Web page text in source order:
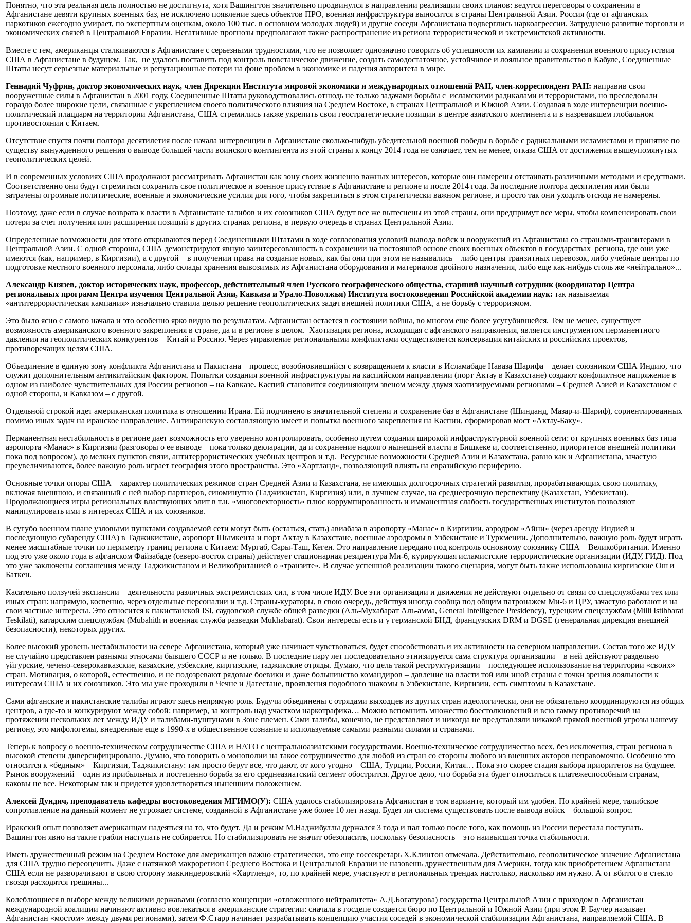
Понятно, что эта реальная цель полностью не достигнута, хотя Вашингтон значительно продвинулся в направлении реализации своих планов: ведутся переговоры о сохранении в
Афганистане девяти крупных военных баз, не исключено появление здесь объектов ПРО, военная инфраструктура выносится в страны Центральной Азии. Россия (где от афганских
наркотиков ежегодно умирает, по экспертным оценкам, около 100 тыс. в основном молодых людей) и другие соседи Афганистана подверглись наркоагрессии. Затруднено развитие торговли и
экономических связей в Центральной Евразии. Негативные прогнозы предполагают также распространение из региона террористической и экстремистской активности.
Вместе с тем, американцы сталкиваются в Афганистане с серьезными трудностями, что не позволяет однозначно говорить об успешности их кампании и сохранении военного присутствия
США в Афганистане в будущем. Так, не удалось поставить под контроль повстанческое движение, создать самодостаточное, устойчивое и лояльное правительство в Кабуле, Соединенные
Штаты несут серьезные материальные и репутационные потери на фоне проблем в экономике и падения авторитета в мире.
Геннадий Чуфрин, доктор экономических наук, член Дирекции Института мировой экономики и международных отношений РАН, член-корреспондент РАН: направив свои
вооруженные силы в Афганистан в 2001 году, Соединенные Штаты руководствовались отнюдь не только задачами борьбы с исламскими радикалами и террористами, но преследовали
гораздо более широкие цели, связанные с укреплением своего политического влияния на Среднем Востоке, в странах Центральной и Южной Азии. Создавая в ходе интервенции военно-
политический плацдарм на территории Афганистана, США стремились также укрепить свои геостратегические позиции в центре азиатского континента и в назревавшем глобальном
противостоянии с Китаем.
Отсутствие спустя почти полтора десятилетия после начала интервенции в Афганистане сколько-нибудь убедительной военной победы в борьбе с радикальными исламистами и принятие по
существу вынужденного решения о выводе большей части воинского контингента из этой страны к концу 2014 года не означает, тем не менее, отказа США от достижения вышеупомянутых
геополитических целей.
И в современных условиях США продолжают рассматривать Афганистан как зону своих жизненно важных интересов, которые они намерены отстаивать различными методами и средствами.
Соответственно они будут стремиться сохранить свое политическое и военное присутствие в Афганистане и регионе и после 2014 года. За последние полтора десятилетия ими были
затрачены огромные политические, военные и экономические усилия для того, чтобы закрепиться в этом стратегически важном регионе, и просто так они уходить отсюда не намерены.
Поэтому, даже если в случае возврата к власти в Афганистане талибов и их союзников США будут все же вытеснены из этой страны, они предпримут все меры, чтобы компенсировать свои
потери за счет получения или расширения позиций в других странах региона, в первую очередь в странах Центральной Азии.
Определенные возможности для этого открываются перед Соединенными Штатами в ходе согласования условий вывода войск и вооружений из Афганистана со странами-транзитерами в
Центральной Азии. С одной стороны, США демонстрируют явную заинтересованность в сохранении на постоянной основе своих военных объектов в государствах региона, где они уже
имеются (как, например, в Киргизии), а с другой – в получении права на создание новых, как бы они при этом не назывались – либо центры транзитных перевозок, либо учебные центры по
подготовке местного военного персонала, либо склады хранения вывозимых из Афганистана оборудования и материалов двойного назначения, либо еще как-нибудь столь же «нейтрально»...
Александр Князев, доктор исторических наук, профессор, действительный член Русского географического общества, старший научный сотрудник (координатор Центра
региональных программ Центра изучения Центральной Азии, Кавказа и Урало-Поволжья) Института востоковедения Российской академии наук: так называемая
«антитеррористическая кампания» изначально ставила целью решение геополитических задач внешней политики США, а не борьбу с терроризмом.
Это было ясно с самого начала и это особенно ярко видно по результатам. Афганистан остается в состоянии войны, во многом еще более усугубившейся. Тем не менее, существует
возможность американского военного закрепления в стране, да и в регионе в целом. Хаотизация региона, исходящая с афганского направления, является инструментом перманентного
давления на геополитических конкурентов – Китай и Россию. Через управление региональными конфликтами осуществляется консервация китайских и российских проектов,
противоречащих целям США.
Объединение в единую зону конфликта Афганистана и Пакистана – процесс, возобновившийся с возвращением к власти в Исламабаде Наваза Шарифа – делает союзником США Индию, что
служит дополнительным антикитайским фактором. Попытки создания военной инфраструктуры на каспийском направлении (порт Актау в Казахстане) создают конфликтное напряжение в
одном из наиболее чувствительных для России регионов – на Кавказе. Каспий становится соединяющим звеном между двумя хаотизируемыми регионами – Средней Азией и Казахстаном с
одной стороны, и Кавказом – с другой.
Отдельной строкой идет американская политика в отношении Ирана. Ей подчинено в значительной степени и сохранение баз в Афганистане (Шинданд, Мазар-и-Шариф), сориентированных
помимо иных задач на иранское направление. Антииранскую составляющую имеет и попытка военного закрепления на Каспии, сформировав мост «Актау-Баку».
Перманентная нестабильность в регионе дает возможность его уверенно контролировать, особенно путем создания широкой инфраструктурной военной сети: от крупных военных баз типа
аэропорта «Манас» в Киргизии (разговоры о ее выводе – пока только декларации, да и сохранение надолго нынешней власти в Бишкеке и, соответственно, приоритетов внешней политики –
пока под вопросом), до мелких пунктов связи, антитеррористических учебных центров и т.д. Ресурсные возможности Средней Азии и Казахстана, равно как и Афганистана, зачастую
преувеличиваются, более важную роль играет география этого пространства. Это «Хартланд», позволяющий влиять на евразийскую периферию.
Основные точки опоры США – характер политических режимов стран Средней Азии и Казахстана, не имеющих долгосрочных стратегий развития, прорабатывающих свою политику,
включая внешнюю, и связанный с ней выбор партнеров, сиюминутно (Таджикистан, Киргизия) или, в лучшем случае, на среднесрочную перспективу (Казахстан, Узбекистан).
Продолжающиеся игры региональных властвующих элит в т.н. «многовекторность» плюс коррумпированность и имманентная слабость государственных институтов позволяют
манипулировать ими в интересах США и их союзников.
В сугубо военном плане узловыми пунктами создаваемой сети могут быть (остаться, стать) авиабаза в аэропорту «Манас» в Киргизии, аэродром «Айни» (через аренду Индией и
последующую субаренду США) в Таджикистане, аэропорт Шымкента и порт Актау в Казахстане, военные аэродромы в Узбекистане и Туркмении. Дополнительно, важную роль будут играть
менее масштабные точки по периметру границ региона с Китаем: Мургаб, Сары-Таш, Кеген. Это направление передано под контроль основному союзнику США – Великобритании. Именно
под это уже около года в афганском Файзабаде (северо-восток страны) действует стационарная резидентура Ми-6, курирующая исламистские террористические организации (ИДУ, ГИД). Под
это уже заключены соглашения между Таджикистаном и Великобританией о «транзите». В случае успешной реализации такого сценария, могут быть также использованы киргизские Ош и
Баткен.
Касательно ползучей экспансии – деятельности различных экстремистских сил, в том числе ИДУ. Все эти организации и движения не действуют отдельно от связи со спецслужбами тех или
иных стран: напрямую, косвенно, через отдельные персоналии и т.д. Страны-кураторы, в свою очередь, действуя иногда сообща под общим патронажем Ми-6 и ЦРУ, зачастую работают и на
свои частные интересы. Это относится к пакистанской ISI, саудовской службе общей разведки (Аль-Мухабарат Аль-амма, General Intelligence Presidency), турецким спецслужбам (Milli Istihbarat
Teskilati), катарским спецслужбам (Mubahith и военная служба разведки Mukhabarat). Свои интересы есть и у германской БНД, французских DRM и DGSE (генеральная дирекция внешней
безопасности), некоторых других.
Более высокий уровень нестабильности на севере Афганистана, который уже начинает чувствоваться, будет способствовать и их активности на северном направлении. Состав того же ИДУ
не случайно представлен разными этносами бывшего СССР и не только. В последние пару лет последовательно этнизируется сама структура организации – в ней действуют раздельно
уйгурские, чечено-северокавказские, казахские, узбекские, киргизские, таджикские отряды. Думаю, что цель такой реструктуризации – последующее использование на территории «своих»
стран. Мотивация, о которой, естественно, и не подозревают рядовые боевики и даже большинство командиров – давление на власти той или иной страны с точки зрения лояльности к
интересам США и их союзников. Это мы уже проходили в Чечне и Дагестане, проявления подобного знакомы в Узбекистане, Киргизии, есть симптомы в Казахстане.
Сами афганские и пакистанские талибы играют здесь непрямую роль. Будучи объединены с отрядами выходцев из других стран идеологически, они не обязательно координируются из общих
центров, а где-то и конкурируют между собой: например, за контроль над участком наркотрафика… Можно вспомнить множество боестолкновений и всю гамму противоречий на
протяжении нескольких лет между ИДУ и талибами-пуштунами в Зоне племен. Сами талибы, конечно, не представляют и никогда не представляли никакой прямой военной угрозы нашему
региону, это мифологемы, внедренные еще в 1990-х в общественное сознание и используемые самыми разными силами и странами.
Теперь к вопросу о военно-техническом сотрудничестве США и НАТО с центральноазиатскими государствами. Военно-техническое сотрудничество всех, без исключения, стран региона в
высокой степени диверсифицировано. Думаю, что говорить о монополии на такое сотрудничество для любой из стран со стороны любого из внешних акторов неправомочно. Особенно это
относится к «бедным» – Киргизии, Таджикистану: там просто берут все, что дают, от кого угодно – США, Турции, России, Китая… Пока это скорее стадия выбора приоритетов на будущее.
Рынок вооружений – один из прибыльных и постепенно борьба за его среднеазиатский сегмент обострится. Другое дело, что борьба эта будет относиться к платежеспособным странам,
каковы не все. Некоторым так и придется удовлетворяться нынешним положением.
Алексей Дундич, преподаватель кафедры востоковедения МГИМО(У): США удалось стабилизировать Афганистан в том варианте, который им удобен. По крайней мере, талибское
сопротивление на данный момент не угрожает системе, созданной в Афганистане уже более 10 лет назад. Будет ли система существовать после вывода войск – большой вопрос.
Иракский опыт позволяет американцам надеяться на то, что будет. Да и режим М.Наджибуллы держался 3 года и пал только после того, как помощь из России перестала поступать.
Вашингтон явно на такие грабли наступать не собирается. Но стабилизировать не значит обезопасить, поскольку безопасность – это наивысшая точка стабильности.
Иметь дружественный режим на Среднем Востоке для американцев важно стратегически, это еще госсекретарь Х.Клинтон отмечала. Действительно, геополитическое значение Афганистана
для США трудно переоценить. Даже с натяжкой макрорегион Среднего Востока и Центральной Евразии не назовешь дружественным для Америки, тогда как приобретением Афганистана
США если не разворачивают в свою сторону маккиндеровский «Хартленд», то, по крайней мере, участвуют в региональных трендах настолько, насколько им нужно. А от вбитого в стекло
гвоздя расходятся трещины...
Колеблющиеся в выборе между великими державами (согласно концепции «отложенного нейтралитета» А.Д.Богатурова) государства Центральной Азии с приходом в Афганистан
международной коалиции начинают активно вовлекаться в американские стратегии: сначала в госдепе создается бюро по Центральной и Южной Азии (при этом Р. Баучер называет
Афганистан «мостом» между двумя регионами), затем Ф.Старр начинает разрабатывать концепцию участия соседей в экономической стабилизации Афганистана, направляемой США. В